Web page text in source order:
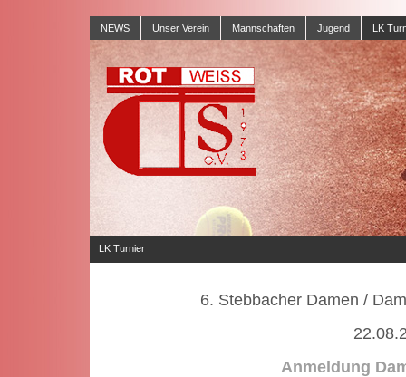
NEWS Unser Verein Mannschaften Jugend LK
LK Turnier
6. Stebbacher Damen /
Anmeldung